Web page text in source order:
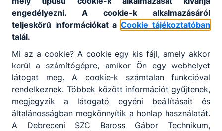
engedélyezni. A cookie-k alkalmazásáról
teljeskörű információkat a Cookie tájékoztatóban
talál.
Mi az a cookie? A cookie egy kis fájl, amely akkor
kerül a számítógépre, amikor Ön egy webhelyet
látogat meg. A cookie-k számtalan funkcióval
rendelkeznek. Többek között információt gyűjtenek,
megjegyzik a látogató egyéni beállításait és
általánosságban megkönnyítik a honlap használatát.
A Debreceni SZC Baross Gábor Technikum,